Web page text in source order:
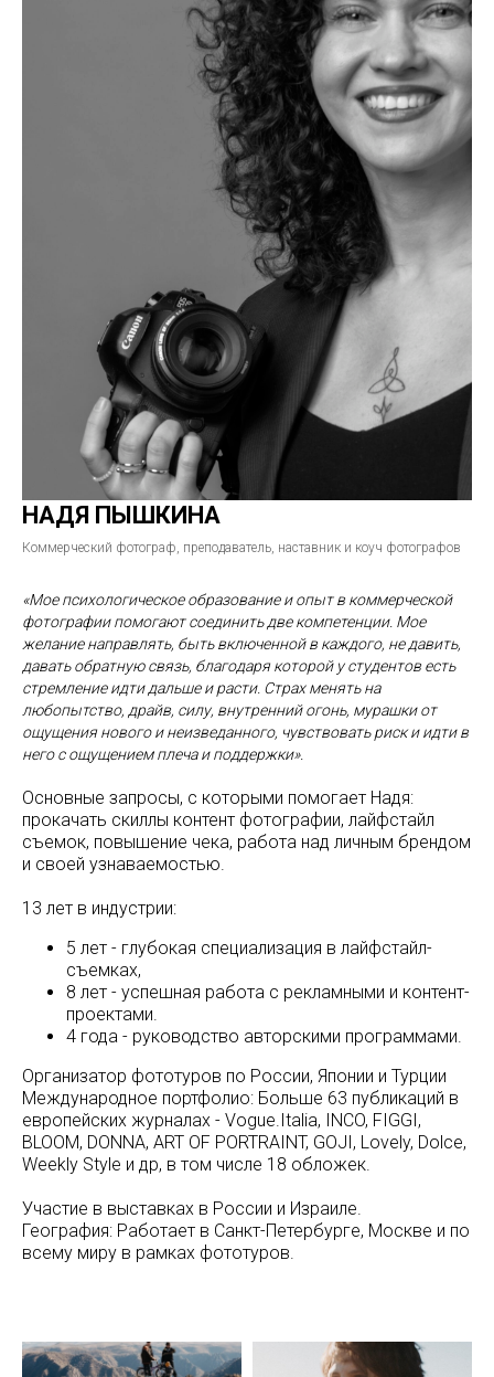
НАДЯ ПЫШКИНА
Коммерческий фотограф, преподаватель, наставник и коуч фотографов
«Мое психологическое образование и опыт в коммерческой
фотографии помогают соединить две компетенции. Мое
желание направлять, быть включенной в каждого, не давить,
давать обратную связь, благодаря которой у студентов есть
стремление идти дальше и расти. Страх менять на
любопытство, драйв, силу, внутренний огонь, мурашки от
ощущения нового и неизведанного, чувствовать риск и идти в
него с ощущением плеча и поддержки».
Основные запросы, с которыми помогает Надя:
прокачать скиллы контент фотографии, лайфстайл
съемок, повышение чека, работа над личным брендом
и своей узнаваемостью.
13 лет в индустрии:
5 лет - глубокая специализация в лайфстайл-
съемках,
8 лет - успешная работа с рекламными и контент-
проектами.
4 года - руководство авторскими программами.
Организатор фототуров по России, Японии и Турции
Международное портфолио: Больше 63 публикаций в
европейских журналах - Vogue.Italia, INCO, FIGGI,
BLOOM, DONNA, ART OF PORTRAINT, GOJI, Lovely, Dolce,
Weekly Style и др, в том числе 18 обложек.
Участие в выставках в России и Израиле.
География: Работает в Санкт-Петербурге, Москве и по
всему миру в рамках фототуров.